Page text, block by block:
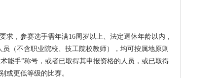
求，参赛选手需年满16周岁以上、法定退休年龄以内，
（不含职业院校、技工院校教师），均可按属地原则
能手”称号，或者已取得其申报资格的人员，或已取得
或更低等级的比赛。